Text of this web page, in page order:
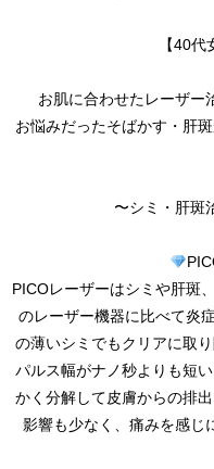
【40代
お肌に合わせたレーザー
お悩みだったそばかす・肝
〜シミ・肝斑
PICOレーザーはシミや肝斑
のレーザー機器に比べて炎
の薄いシミでもクリアに取
パルス幅がナノ秒よりも短
かく分解して皮膚からの排
影響も少なく、痛みを感じ